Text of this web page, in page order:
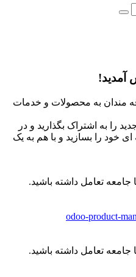
آمدید!
مندان به محصولات و خدمات
را به اشتراک بگذارید و در
ای خود را بسازید و با هم به یک
با جامعه تعامل داشته باشید.
odoo-product-
با جامعه تعامل داشته باشید.